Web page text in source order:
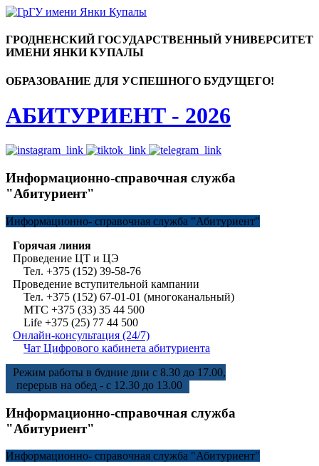
ГРОДНЕНСКИЙ ГОСУДАРСТВЕННЫЙ УНИВЕРСИТЕТ
ИМЕНИ ЯНКИ КУПАЛЫ
ОБРАЗОВАНИЕ ДЛЯ УСПЕШНОГО БУДУЩЕГО!
АБИТУРИЕНТ - 2026
Информационно-справочная служба
"Абитуриент"
Информационно- справочная служба "Абитуриент"
Горячая линия
Проведение ЦТ и ЦЭ
Тел. +375 (152) 39-58-76
Проведение вступительной кампании
Тел. +375 (152) 67-01-01 (многоканальный)
МТС +375 (33) 35 44 500
Life +375 (25) 77 44 500
Онлайн-консультация (24/7)
Чат Цифрового кабинета абитуриента
Режим работы в будние дни с 8.30 до 17.00,
перерыв на обед - с 12.30 до 13.00
Информационно-справочная служба
"Абитуриент"
Информационно- справочная служба "Абитуриент"